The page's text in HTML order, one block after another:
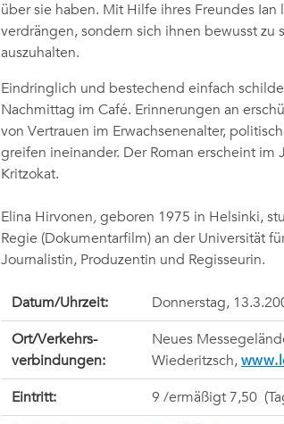
über sie haben. Mit Hilfe ihres Freundes
verdrängen, sondern sich ihnen bewusst
auszuhalten.
Eindringlich und bestechend einfach
Nachmittag im Café. Erinnerungen an
von Vertrauen im Erwachsenenalter,
greifen ineinander. Der Roman erscheint im
Kritzokat.
Elina Hirvonen, geboren 1975 in Helsinki,
Regie (Dokumentarfilm) an der Universität
Journalistin, Produzentin und Regisseurin.
Datum/Uhrzeit: Donnerstag,
Ort/Verkehrs-
verbindungen:
Neues
Wiederitzsch,
Eintritt: 9 /ermäßigt 7,50 